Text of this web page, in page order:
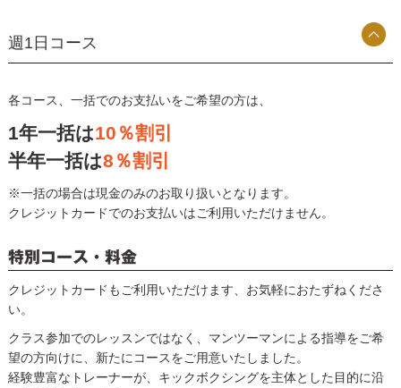
週1日コース
各コース、一括でのお支払いをご希望の方は、
1年一括は10％割引
半年一括は8％割引
※一括の場合は現金のみのお取り扱いとなります。
クレジットカードでのお支払いはご利用いただけません。
クレジットカードもご利用いただけます、お気軽におたずねくださ
い。
クラス参加でのレッスンではなく、マンツーマンによる指導をご希
望の方向けに、新たにコースをご用意いたしました。
経験豊富なトレーナーが、キックボクシングを主体とした目的に沿